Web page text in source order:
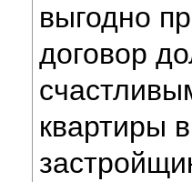
выгодно
договор
квартиры